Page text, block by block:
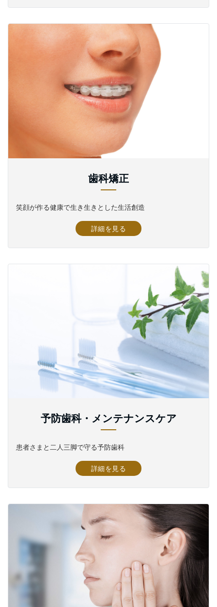
歯科矯正
笑顔が作る健康で生き生きとした生活創造
詳細を見る
予防歯科・メンテナンスケア
患者さまと二人三脚で守る予防歯科
詳細を見る